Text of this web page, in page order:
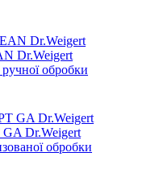
Dr.Weigert
обробки
GA Dr.Weigert
обробки